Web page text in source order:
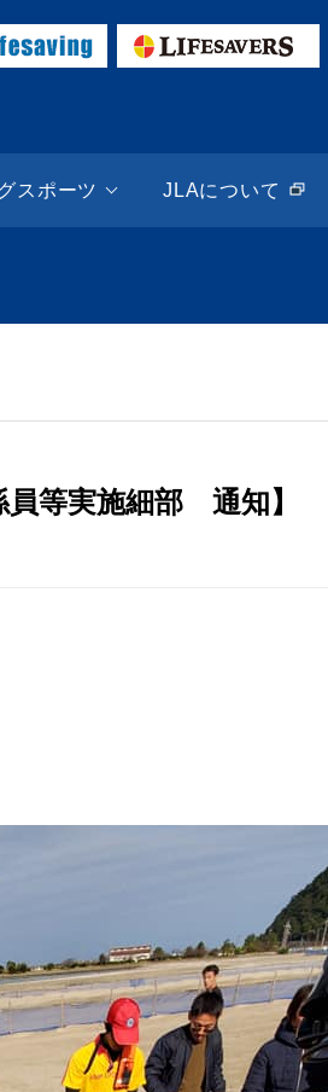
グ協会（JLA）
スポーツ JLAについて
等実施細部 通知】